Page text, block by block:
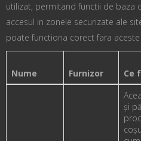
utilizat, permitand functii de baza
accesul in zonele securizate ale
poate functiona corect fara
Nume Furnizor Ce
și